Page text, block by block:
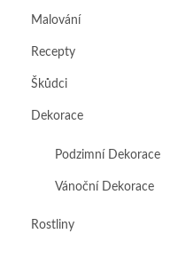
Malování
Recepty
Škůdci
Dekorace
Podzimní Dekorace
Vánoční Dekorace
Rostliny